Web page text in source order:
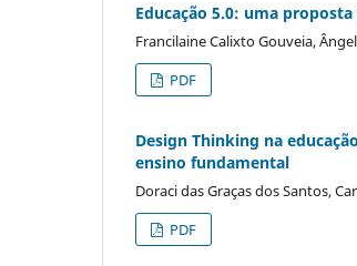
Educação 5.0: uma
Francilaine Calixto Gouveia,
PDF
Design Thinking na
ensino fundamental
Doraci das Graças dos Santos,
PDF